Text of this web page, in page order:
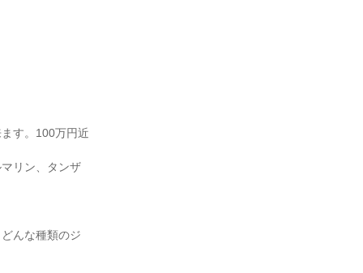
す。100万円近
リン、タンザ
んな種類のジ